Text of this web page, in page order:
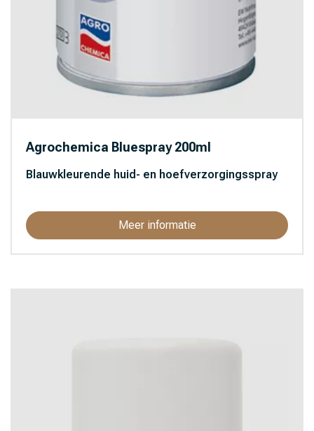
Agrochemica Bluespray 200ml
Blauwkleurende huid- en hoefverzorgingsspray
Meer informatie